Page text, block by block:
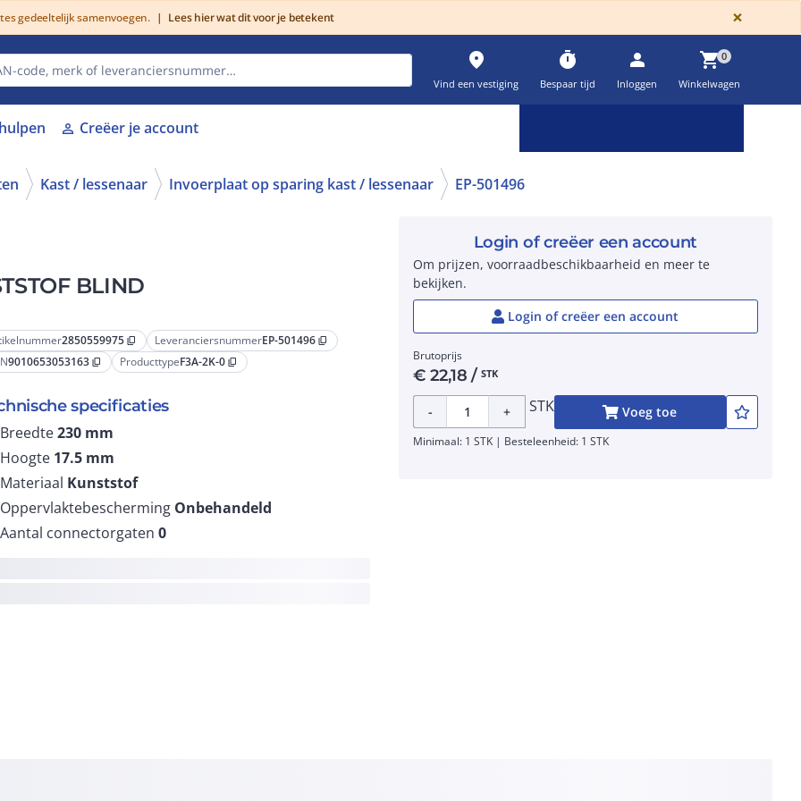
gedeeltelijk samenvoegen. | Lees hier wat dit voor je betekent ×
place
Vind een vestiging
timer
Bespaar tijd
person
Inloggen
shopping_cart0
Winkelwagen
person Creëer je account
Kast / lessenaar Invoerplaat op sparing kast / lessenaar EP-501496
BLIND
2850559975 content_copy LeveranciersnummerEP-501496 content_copy
9010653053163 content_copy ProducttypeF3A-2K-0 content_copy
specificaties
Breedte230 mm
Hoogte 17.5 mm
Materiaal Kunststof
Oppervlaktebescherming Onbehandeld
Aantal connectorgaten 0
Login of creëer een account
Om prijzen, voorraadbeschikbaarheid en meer te
bekijken.
Login of creëer een account
Brutoprijs
€22,18 / STK
- + STK Voeg toe
Minimaal: 1 STK | Besteleenheid: 1 STK